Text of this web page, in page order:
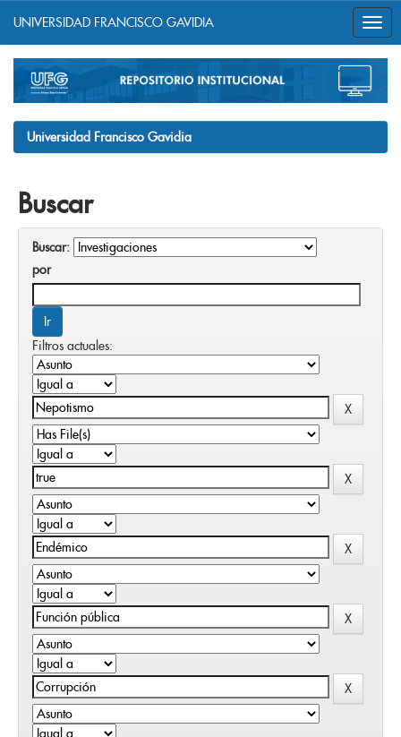
navigation
UNIVERSIDAD FRANCISCO GAVIDIA
Universidad Francisco Gavidia
Buscar
Buscar:
por
Filtros actuales: